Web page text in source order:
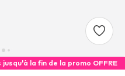
la fin de la promo OFFRE